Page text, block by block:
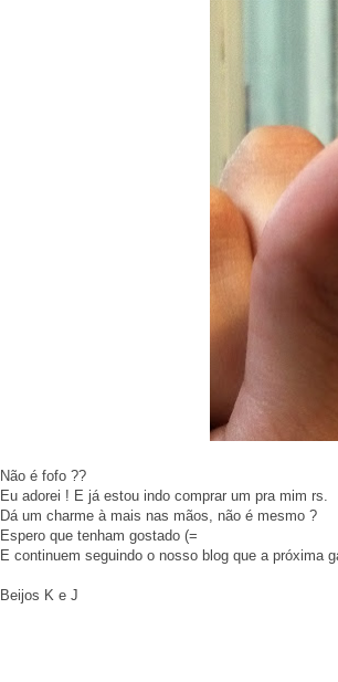
Não é fofo ??
Eu adorei ! E já estou indo comprar um pra mim rs.
Dá um charme à mais nas mãos, não é mesmo ?
Espero que tenham gostado (=
E continuem seguindo o nosso blog que a próxima
Beijos K e J